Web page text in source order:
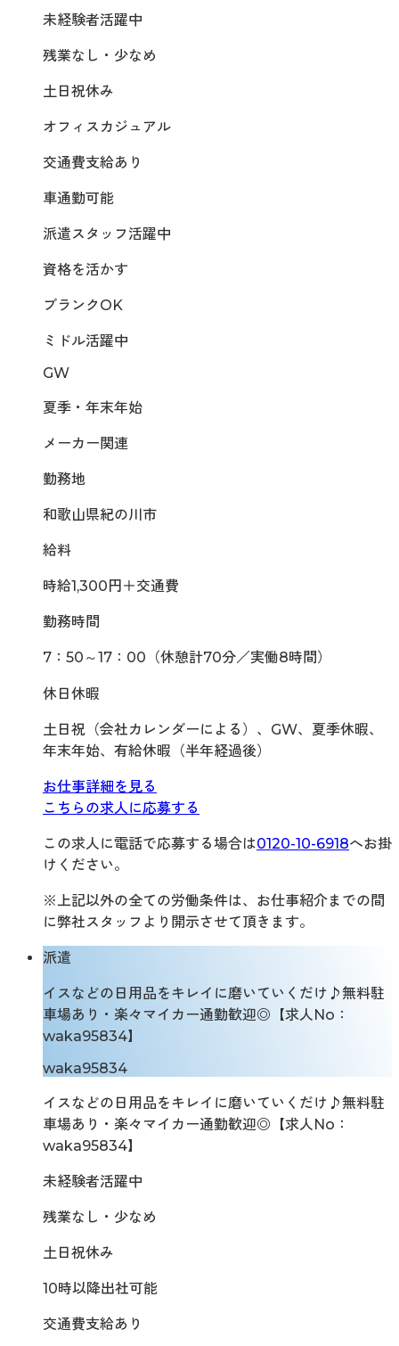
未経験者活躍中
残業なし・少なめ
土日祝休み
オフィスカジュアル
交通費支給あり
車通勤可能
派遣スタッフ活躍中
資格を活かす
ブランクOK
ミドル活躍中
GW
夏季・年末年始
メーカー関連
勤務地
和歌山県紀の川市
給料
時給1,300円＋交通費
勤務時間
7：50～17：00（休憩計70分／実働8時間）
休日休暇
土日祝（会社カレンダーによる）、GW、夏季休暇、
年末年始、有給休暇（半年経過後）
お仕事詳細を見る
こちらの求人に応募する
この求人に電話で応募する場合は0120-10-6918へお掛
けください。
※上記以外の全ての労働条件は、お仕事紹介までの間
に弊社スタッフより開示させて頂きます。
派遣
イスなどの日用品をキレイに磨いていくだけ♪無料駐
車場あり・楽々マイカー通勤歓迎◎【求人No：
waka95834】
waka95834
イスなどの日用品をキレイに磨いていくだけ♪無料駐
車場あり・楽々マイカー通勤歓迎◎【求人No：
waka95834】
未経験者活躍中
残業なし・少なめ
土日祝休み
10時以降出社可能
交通費支給あり